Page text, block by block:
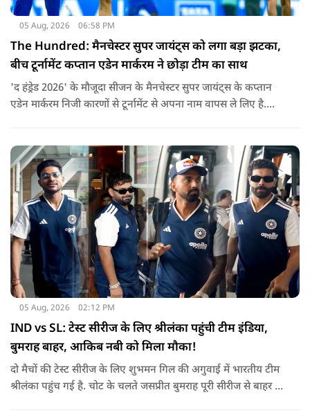
05 Aug, 2026 06:58 PM
The Hundred: मैनचेस्टर सुपर जायंट्स को लगा बड़ा झटका,
बीच टूर्नामेंट कप्तान एडेन मार्करम ने छोड़ा टीम का साथ
'द हंड्रेड 2026' के मौजूदा सीजन के मैनचेस्टर सुपर जायंट्स के कप्तान
एडेन मार्करम निजी कारणों से टूर्नामेंट से अपना नाम वापस ले लिए है.
05 Aug, 2026 02:12 PM
IND vs SL: टेस्ट सीरीज के लिए श्रीलंका पहुंची टीम इंडिया,
बुमराह बाहर, आकिब नबी को मिला मौका!
दो मैचों की टेस्ट सीरीज के लिए शुभमन गिल की अगुवाई में भारतीय टीम
श्रीलंका पहुंच गई है. चोट के चलते जसप्रीत बुमराह पूरी सीरीज से बाहर हो